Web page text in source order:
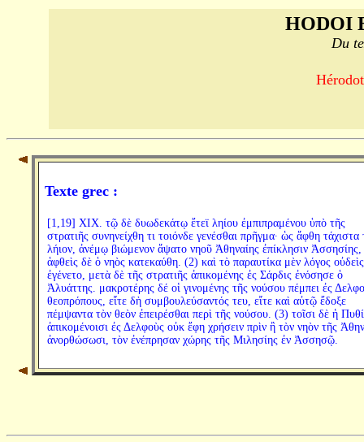
HODOI
Du
Texte grec :
[1,19] XIX. τῷ δὲ δυωδεκάτῳ ἔτεϊ ληίου ἐμπιπραμένου ὑπὸ τῆς
στρατιῆς συνηνείχθη τι τοιόνδε γενέσθαι πρῆγμα· ὡς ἅφθη τάχιστα
λήιον, ἀνέμῳ βιώμενον ἅψατο νηοῦ Ἀθηναίης ἐπίκλησιν Ἀσσησίης,
ἁφθεὶς δὲ ὁ νηὸς κατεκαύθη. (2) καὶ τὸ παραυτίκα μὲν λόγος οὐδεὶς
ἐγένετο, μετὰ δὲ τῆς στρατιῆς ἀπικομένης ἐς Σάρδις ἐνόσησε ὁ
Ἀλυάττης. μακροτέρης δέ οἱ γινομένης τῆς νούσου πέμπει ἐς
θεοπρόπους, εἴτε δὴ συμβουλεύσαντός τευ, εἴτε καὶ αὐτῷ ἔδοξε
πέμψαντα τὸν θεὸν ἐπειρέσθαι περὶ τῆς νούσου. (3) τοῖσι δὲ ἡ
ἀπικομένοισι ἐς Δελφοὺς οὐκ ἔφη χρήσειν πρὶν ἢ τὸν νηὸν τῆς
ἀνορθώσωσι, τὸν ἐνέπρησαν χώρης τῆς Μιλησίης ἐν Ἀσσησῷ.